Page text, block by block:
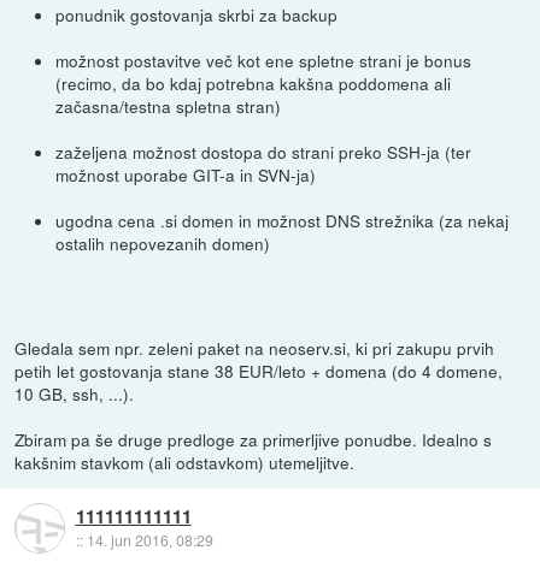
ponudnik gostovanja skrbi za backup
možnost postavitve več kot ene spletne strani je bonus
(recimo, da bo kdaj potrebna kakšna poddomena ali
začasna/testna spletna stran)
zaželjena možnost dostopa do strani preko SSH-ja (ter
možnost uporabe GIT-a in SVN-ja)
ugodna cena .si domen in možnost DNS strežnika (za nekaj
ostalih nepovezanih domen)
Gledala sem npr. zeleni paket na neoserv.si, ki pri zakupu prvih
petih let gostovanja stane 38 EUR/leto + domena (do 4 domene,
10 GB, ssh, ...).
Zbiram pa še druge predloge za primerljive ponudbe. Idealno s
kakšnim stavkom (ali odstavkom) utemeljitve.
111111111111
:: 14. jun 2016, 08:29